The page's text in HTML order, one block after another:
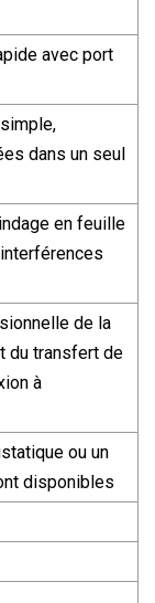
avec port
dans un seul
en feuille
de la
du transfert de
à
ou un
disponibles